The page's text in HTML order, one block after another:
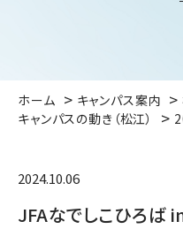
ホーム キャンパス案内
キャンパスの動き（松江）
2024.10.06
JFAなでしこひろば